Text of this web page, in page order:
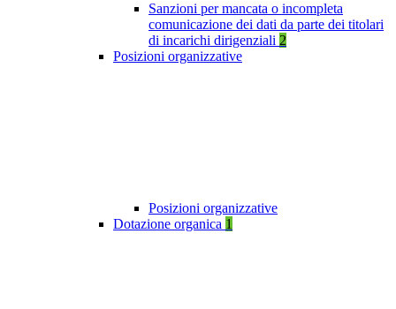
Sanzioni per mancata o incompleta
comunicazione dei dati da parte dei titolari
di incarichi dirigenziali 2
Posizioni organizzative
Posizioni organizzative
Dotazione organica 1